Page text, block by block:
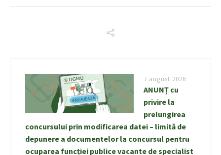
7 august 2026
ANUNȚ cu
privire la
prelungirea
concursului prin modificarea datei – limită de
depunere a documentelor la concursul pentru
ocuparea funcției publice vacante de specialist